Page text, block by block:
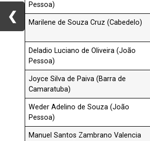
Pessoa)
Marilene de Souza Cruz (Cabedelo)
Deladio Luciano de Oliveira (João
Pessoa)
Joyce Silva de Paiva (Barra de
Camaratuba)
Weder Adelino de Souza (João
Pessoa)
Manuel Santos Zambrano Valencia
❮
❮